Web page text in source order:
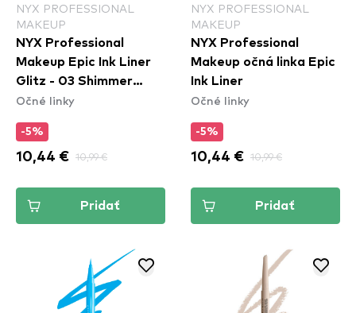
NYX PROFESSIONAL
MAKEUP
NYX Professional
Makeup Epic Ink Liner
Glitz - 03 Shimmer
Stitch
Očné linky
-5%
10,44 € 10,99 €
Pridať
NYX PROFESSIONAL
MAKEUP
NYX Professional
Makeup očná linka Epic
Ink Liner
Očné linky
-5%
10,44 € 10,99 €
Pridať